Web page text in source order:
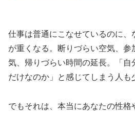
仕事は普通にこなせているのに、
が重くなる。断りづらい空気、参
気、帰りづらい時間の延長。「自
だけなのか」と感じてしまう人も
でもそれは、本当にあなたの性格